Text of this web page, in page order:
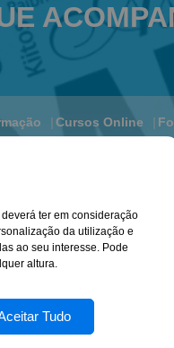
ter em consideração
da utilização e
ao seu interesse. Pode
altura.
Tudo
Cursos Online
Moura 11-01-2025
celebramos o Dia
sobre o poder de uma
tem um impacto
perfeita para lembrar
que merece